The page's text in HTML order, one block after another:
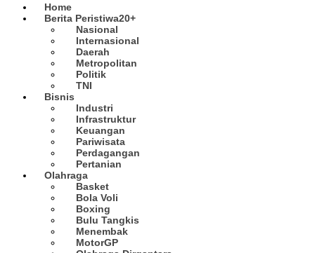
Home
Berita Peristiwa20+
Nasional
Internasional
Daerah
Metropolitan
Politik
TNI
Bisnis
Industri
Infrastruktur
Keuangan
Pariwisata
Perdagangan
Pertanian
Olahraga
Basket
Bola Voli
Boxing
Bulu Tangkis
Menembak
MotorGP